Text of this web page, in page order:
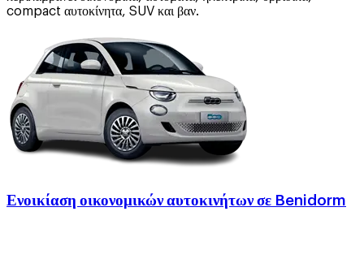
compact αυτοκίνητα, SUV και βαν.
Ενοικίαση οικονομικών αυτοκινήτων σε Benidorm